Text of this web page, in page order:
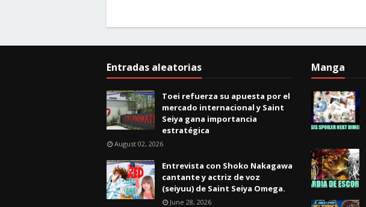
Entradas aleatorias
Toei refuerza su apuesta por el
mercado internacional y Saint
Seiya gana importancia
estratégica
August 02, 2026
Entrevista con Shoko Nakagawa
cantante y actriz de voz
(seiyuu) de Saint Seiya Omega.
June 28, 2026
Manga